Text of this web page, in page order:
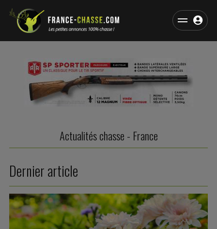
Actualités chasse - France
Dernier article